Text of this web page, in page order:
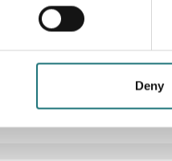
Deny
med de vaxade
en anpassad